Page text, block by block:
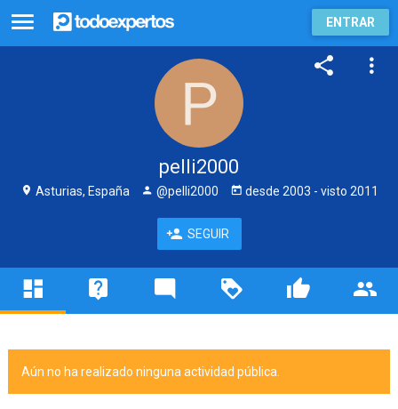
ENTRAR
pelli2000
Asturias, España @pelli2000 desde 2003 - visto 2011
SEGUIR
Aún no ha realizado ninguna actividad pública.